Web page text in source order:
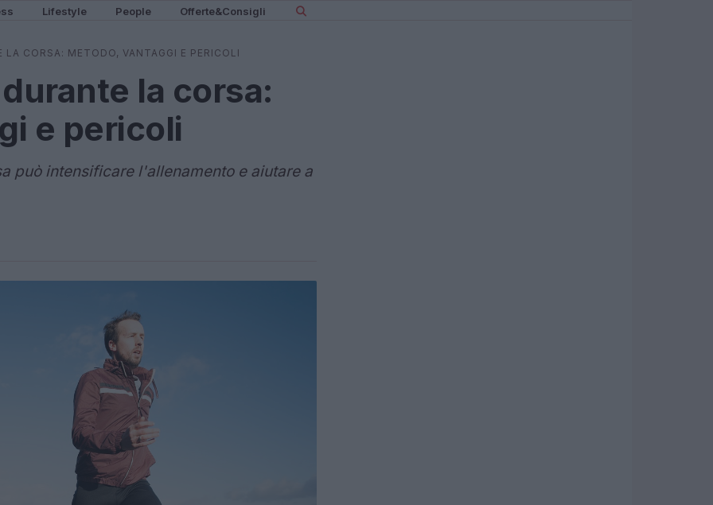
Lifestyle People Offerte&Consigli
CORSA: METODO, VANTAGGI E PERICOLI
la corsa:
e pericoli
può intensificare l'allenamento e aiutare a